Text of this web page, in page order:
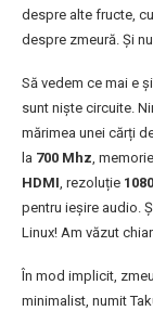
despre alte fructe,
despre zmeură. Și
Să vedem ce mai e
sunt niște circuite.
mărimea unei cărți
la 700 Mhz, memorie
HDMI, rezoluție
pentru ieșire audio.
Linux! Am văzut
În mod implicit,
minimalist, numit